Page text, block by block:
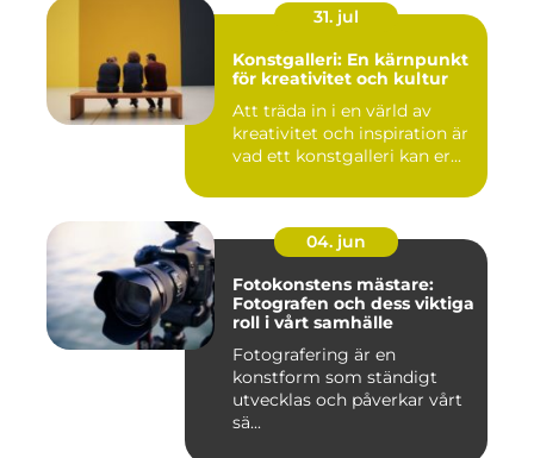
31. jul
Konstgalleri: En kärnpunkt
för kreativitet och kultur
Att träda in i en värld av
kreativitet och inspiration är
vad ett konstgalleri kan er...
04. jun
Fotokonstens mästare:
Fotografen och dess viktiga
roll i vårt samhälle
Fotografering är en
konstform som ständigt
utvecklas och påverkar vårt
sä...